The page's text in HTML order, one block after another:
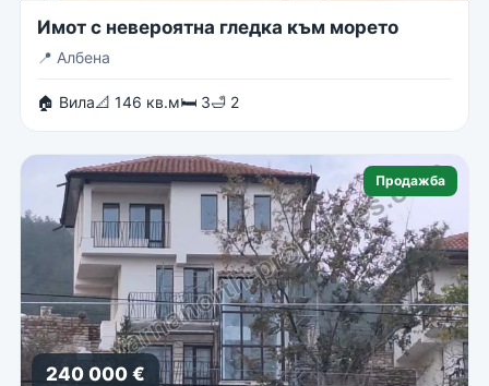
Имот с невероятна гледка към морето
📍 Албена
🏠 Вила📐 146 кв.м🛏 3🛁 2
Продажба
240 000 €